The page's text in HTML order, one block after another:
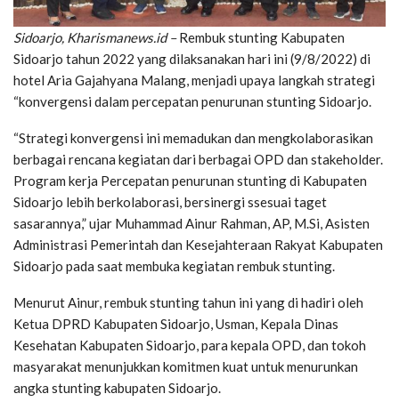
Sidoarjo, Kharismanews.id –Rembuk stunting Kabupaten
Sidoarjo tahun 2022 yang dilaksanakan hari ini (9/8/2022) di
hotel Aria Gajahyana Malang, menjadi upaya langkah strategi
“konvergensi dalam percepatan penurunan stunting Sidoarjo.
“Strategi konvergensi ini memadukan dan mengkolaborasikan
berbagai rencana kegiatan dari berbagai OPD dan stakeholder.
Program kerja Percepatan penurunan stunting di Kabupaten
Sidoarjo lebih berkolaborasi, bersinergi ssesuai taget
sasarannya,” ujar Muhammad Ainur Rahman, AP, M.Si, Asisten
Administrasi Pemerintah dan Kesejahteraan Rakyat Kabupaten
Sidoarjo pada saat membuka kegiatan rembuk stunting.
Menurut Ainur, rembuk stunting tahun ini yang di hadiri oleh
Ketua DPRD Kabupaten Sidoarjo, Usman, Kepala Dinas
Kesehatan Kabupaten Sidoarjo, para kepala OPD, dan tokoh
masyarakat menunjukkan komitmen kuat untuk menurunkan
angka stunting kabupaten Sidoarjo.